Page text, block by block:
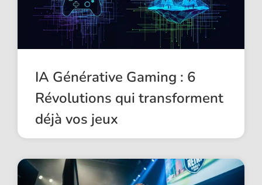
IA Générative Gaming : 6
Révolutions qui transforment
déjà vos jeux